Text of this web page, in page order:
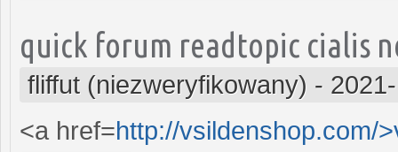
quick forum readtopic cialis
fliffut (niezweryfikowany) -
<a href=http://vsildenshop.com/